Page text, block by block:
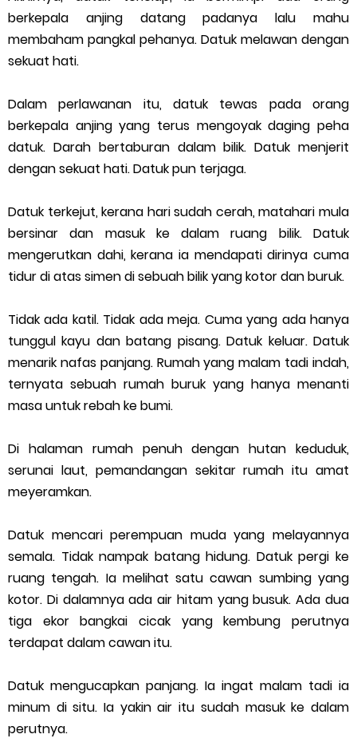
berkepala anjing datang padanya lalu mahu
membaham pangkal pehanya. Datuk melawan dengan
sekuat hati.
Dalam perlawanan itu, datuk tewas pada orang
berkepala anjing yang terus mengoyak daging peha
datuk. Darah bertaburan dalam bilik. Datuk menjerit
dengan sekuat hati. Datuk pun terjaga.
Datuk terkejut, kerana hari sudah cerah, matahari mula
bersinar dan masuk ke dalam ruang bilik. Datuk
mengerutkan dahi, kerana ia mendapati dirinya cuma
tidur di atas simen di sebuah bilik yang kotor dan buruk.
Tidak ada katil. Tidak ada meja. Cuma yang ada hanya
tunggul kayu dan batang pisang. Datuk keluar. Datuk
menarik nafas panjang. Rumah yang malam tadi indah,
ternyata sebuah rumah buruk yang hanya menanti
masa untuk rebah ke bumi.
Di halaman rumah penuh dengan hutan keduduk,
serunai laut, pemandangan sekitar rumah itu amat
meyeramkan.
Datuk mencari perempuan muda yang melayannya
semala. Tidak nampak batang hidung. Datuk pergi ke
ruang tengah. Ia melihat satu cawan sumbing yang
kotor. Di dalamnya ada air hitam yang busuk. Ada dua
tiga ekor bangkai cicak yang kembung perutnya
terdapat dalam cawan itu.
Datuk mengucapkan panjang. Ia ingat malam tadi ia
minum di situ. Ia yakin air itu sudah masuk ke dalam
perutnya.